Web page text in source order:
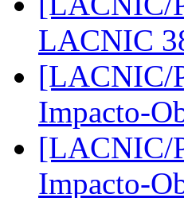
LACNIC
[LACNIC/
Impacto-
[LACNIC/
Impacto-